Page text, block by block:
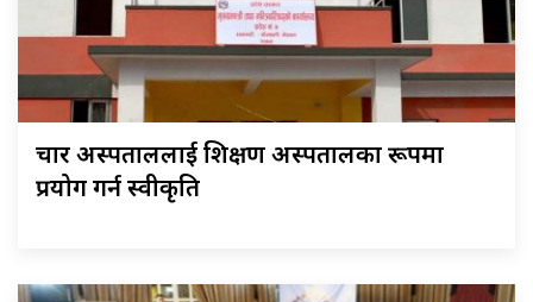
चार अस्पताललाई शिक्षण अस्पतालका रूपमा
प्रयोग गर्न स्वीकृति